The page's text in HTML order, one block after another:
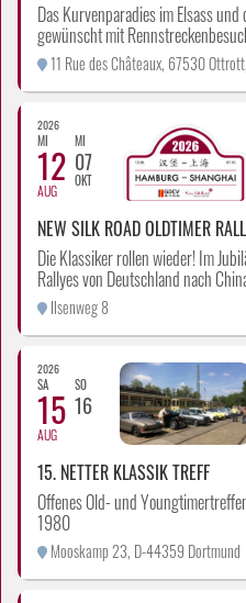
Das Kurvenparadies im Elsass
gewünscht mit
11 Rue des Châteaux, 67530
2026
MI
12
AUG
MI
07
OKT
NEW SILK ROAD OLDTIMER
Die Klassiker rollen wieder! Im
Rallyes von Deutschland nach
Ilsenweg 8
2026
SA
15
AUG
SO
16
15. NETTER KLASSIK TREFF
Offenes Old- und
1980
Mooskamp 23, D-44359 Dortmund